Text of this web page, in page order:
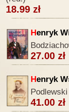
18.99 zł
Henryk
27.00 zł
Henryk
Podlewski
41.00 zł